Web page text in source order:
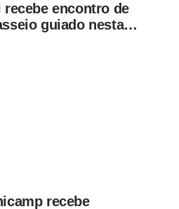
recebe encontro de
guiado nesta
recebe